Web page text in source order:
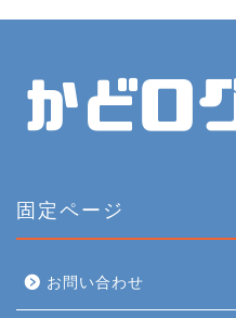
固定ページ
お問い合わせ